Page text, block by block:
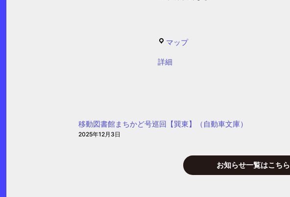
マップ生
育
プ
{title}
詳細
移動図書館まちかど号巡回【巽東】（自動車文庫）
2025年12月3日
お知らせ一覧はこちら